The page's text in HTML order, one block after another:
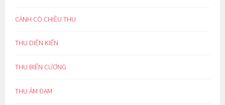
CÁNH CÒ CHIỀU THU
THU DIỆN KIẾN
THU BIÊN CƯƠNG
THU ẢM ĐẠM